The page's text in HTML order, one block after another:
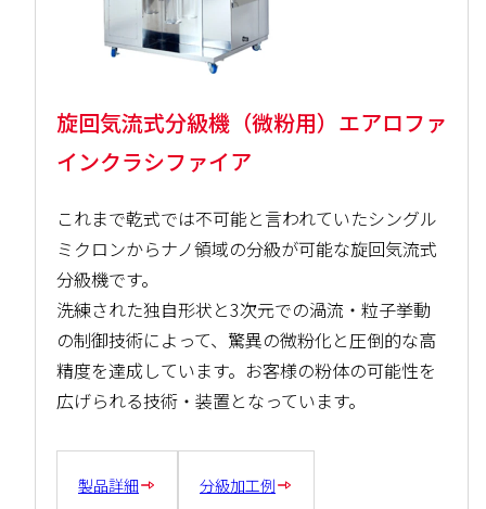
旋回気流式分級機（微粉用）エアロファ
インクラシファイア
これまで乾式では不可能と言われていたシングル
ミクロンからナノ領域の分級が可能な旋回気流式
分級機です。
洗練された独自形状と3次元での渦流・粒子挙動
の制御技術によって、驚異の微粉化と圧倒的な高
精度を達成しています。お客様の粉体の可能性を
広げられる技術・装置となっています。
製品詳細 分級加工例